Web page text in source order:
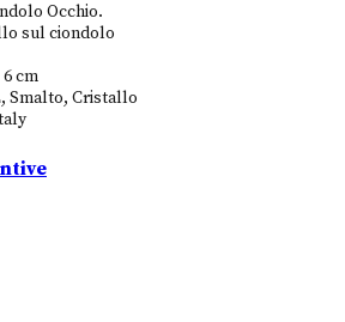
Occhio.
sul ciondolo
cm
Smalto, Cristallo